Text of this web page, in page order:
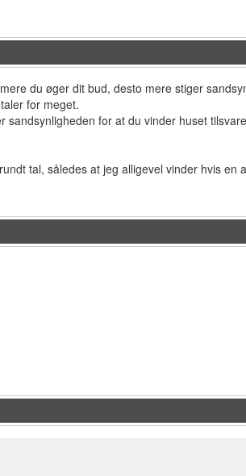
du øger dit bud, desto mere stiger
for meget.
for at du vinder huset
tal, således at jeg alligevel vinder hvis en